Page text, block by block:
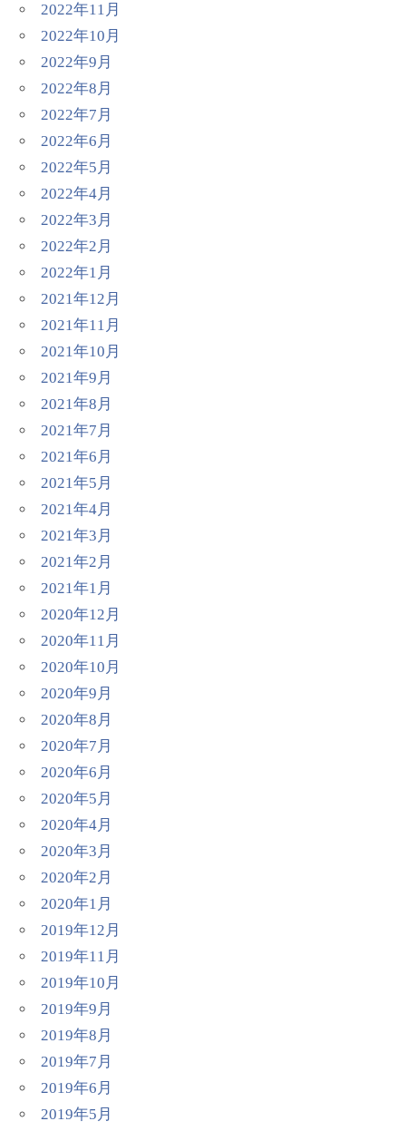
2022年11月
2022年10月
2022年9月
2022年8月
2022年7月
2022年6月
2022年5月
2022年4月
2022年3月
2022年2月
2022年1月
2021年12月
2021年11月
2021年10月
2021年9月
2021年8月
2021年7月
2021年6月
2021年5月
2021年4月
2021年3月
2021年2月
2021年1月
2020年12月
2020年11月
2020年10月
2020年9月
2020年8月
2020年7月
2020年6月
2020年5月
2020年4月
2020年3月
2020年2月
2020年1月
2019年12月
2019年11月
2019年10月
2019年9月
2019年8月
2019年7月
2019年6月
2019年5月